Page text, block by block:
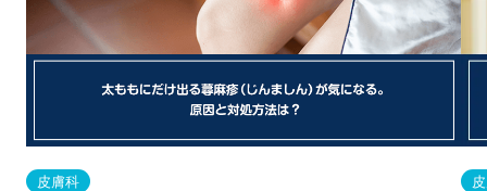
皮膚科